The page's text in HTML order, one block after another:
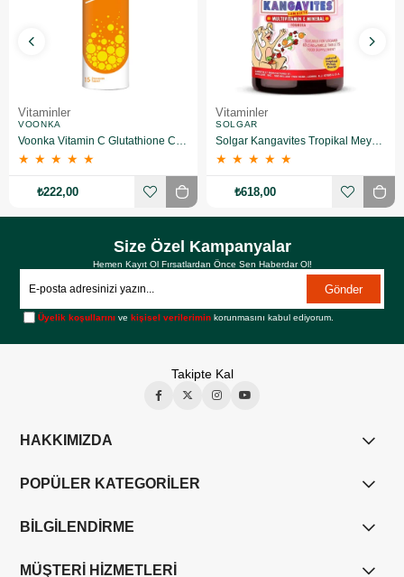
Vitaminler
VOONKA
Voonka Vitamin C Glutathione Complex Efervesan 15 Tablet
★ ★ ★ ★ ★
₺222,00
Vitaminler
SOLGAR
Solgar Kangavites Tropikal Meyve Aromalı 60 Tablet
★ ★ ★ ★ ★
₺618,00
Size Özel Kampanyalar
Hemen Kayıt Ol Fırsatlardan Önce Sen Haberdar Ol!
Gönder
Üyelik koşullarını vekişisel verilerimin korunmasını kabul ediyorum.
Takipte Kal
HAKKIMIZDA
POPÜLER KATEGORİLER
BİLGİLENDİRME
MÜŞTERİ HİZMETLERİ